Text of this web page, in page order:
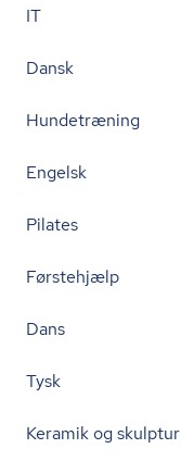
IT
Dansk
Hundetræning
Engelsk
Pilates
Førstehjælp
Dans
Tysk
Keramik og skulptur